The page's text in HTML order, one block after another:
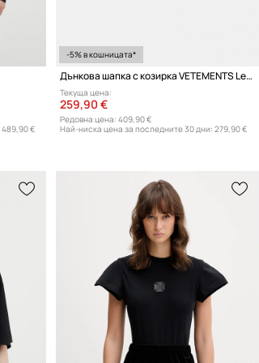
489,90 €
-5% в кошницата*
Дънкова шапка с козирка VETEMENTS Leather Biker Cross
Текуща цена:
259,90 €
Редовна цена: 409,90 €
Най-ниска цена за последните 30 дни: 279,90 €